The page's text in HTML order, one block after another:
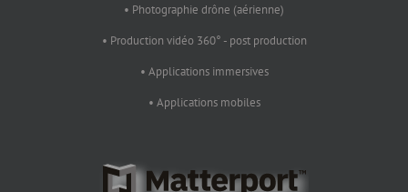
• Photographie drône (aérienne)
• Production vidéo 360° - post production
• Applications immersives
• Applications mobiles